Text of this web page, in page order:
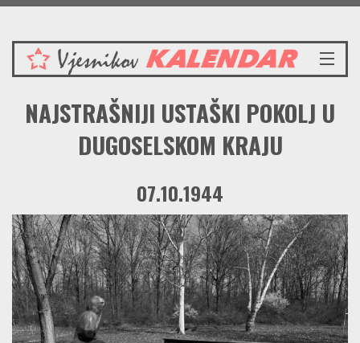
Četvrtak 6.8.2026.
VIJESTI
REDAKCIJSKI KOMENTAR
VJESNIKOV KALENDAR
SPOMENICI
BORBENA BIBLIOTEKA
NAŠE PJESME
NAJSTRAŠNIJI USTAŠKI POKOLJ U
DUGOSELSKOM KRAJU
07.10.1944